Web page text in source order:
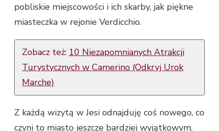
pobliskie miejscowości i ich skarby, jak piękne
miasteczka w rejonie Verdicchio.
Zobacz też: 10 Niezapomnianych Atrakcji
Turystycznych w Camerino (Odkryj Urok
Marche)
Z każdą wizytą w Jesi odnajduję coś nowego, co
czyni to miasto jeszcze bardziej wyjątkowym.